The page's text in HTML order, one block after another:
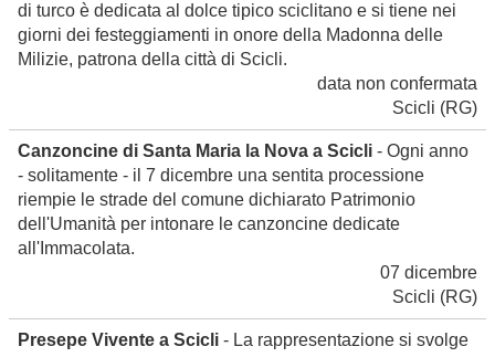
di turco è dedicata al dolce tipico sciclitano e si tiene nei
giorni dei festeggiamenti in onore della Madonna delle
Milizie, patrona della città di Scicli.
data non confermata
Scicli (RG)
Canzoncine di Santa Maria la Nova a Scicli - Ogni anno
- solitamente - il 7 dicembre una sentita processione
riempie le strade del comune dichiarato Patrimonio
dell'Umanità per intonare le canzoncine dedicate
all'Immacolata.
07 dicembre
Scicli (RG)
Presepe Vivente a Scicli - La rappresentazione si svolge